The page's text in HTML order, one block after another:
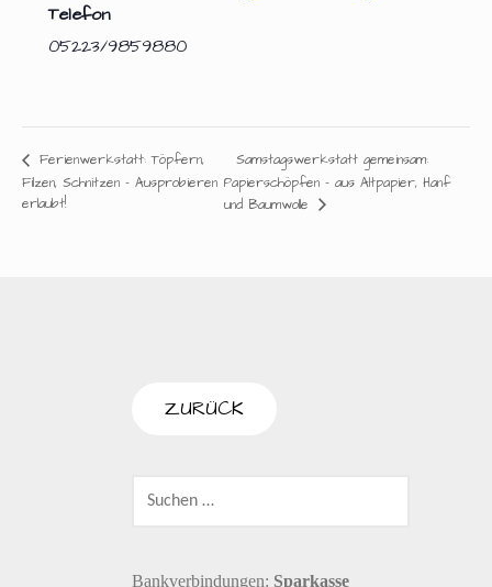
Telefon
05223/9859880
Ferienwerkstatt: Töpfern,
Filzen, Schnitzen – Ausprobieren
erlaubt!
Samstagswerkstatt gemeinsam:
Papierschöpfen – aus Altpapier, Hanf
und Baumwolle
NACH:
Bankverbindungen: Sparkasse